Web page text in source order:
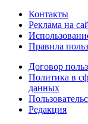
Контакты
Реклама на
Правила
Договор
Политика в
данных
Редакция